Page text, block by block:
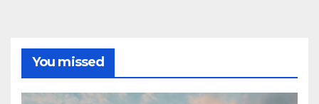
You missed